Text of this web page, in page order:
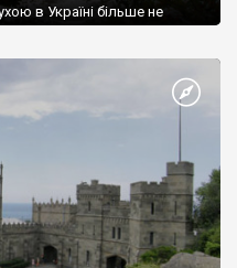
в Україні більше не